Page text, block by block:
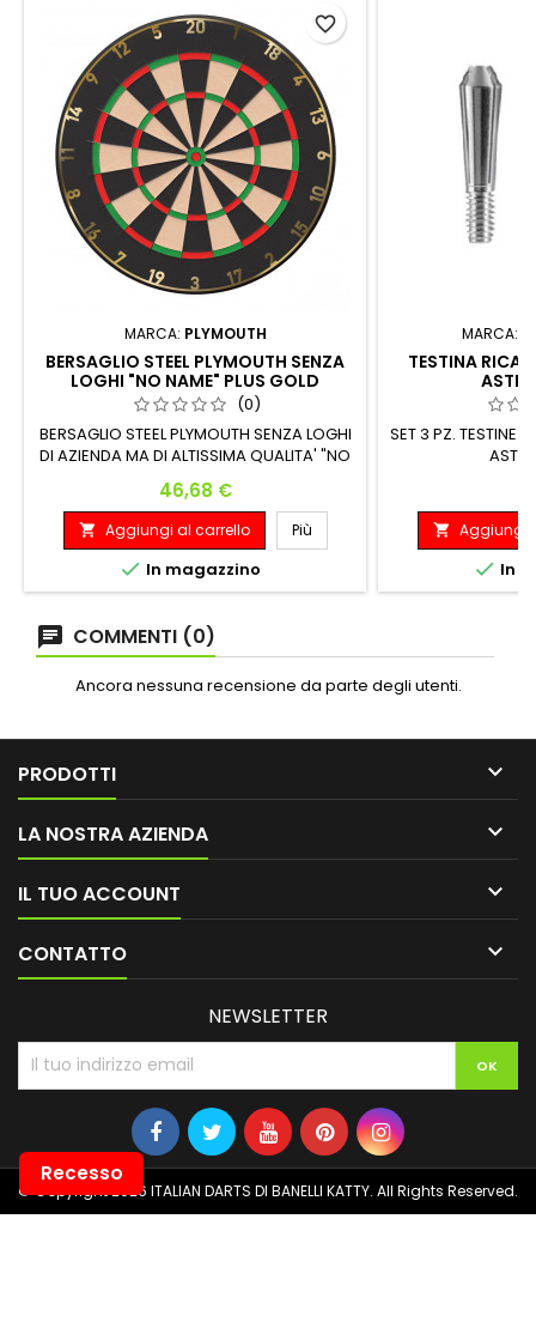
MARCA: PLYMOUTH
BERSAGLIO STEEL PLYMOUTH SENZA
LOGHI "NO NAME" PLUS GOLD
(0)
BERSAGLIO STEEL PLYMOUTH SENZA LOGHI
DI AZIENDA MA DI ALTISSIMA QUALITA' "NO
MATERIALE DI PRIMA SCELTA NELLA
PRODUZIONE DI BERSAGLI, LE LAME SONO
ULTRA SOTTILI E AFFINATE ULTERIORMENTE
PER EVITARE AL MINIMO I RIMBALZI.
BERSAGLIO PROFESSIONALE CON GRANDE
Prezzo
46,68 €
 Aggiungi al carrello Più
 In magazzino
favorite_border
MARCA:
TESTINA
SET 3 PZ. TESTINE
 Aggiungi
 In
COMMENTI (0)
Ancora nessuna recensione da parte degli utenti.
PRODOTTI 
LA NOSTRA AZIENDA 
IL TUO ACCOUNT 
CONTATTO 
NEWSLETTER
© Copyright 2026 ITALIAN DARTS DI BANELLI KATTY. All Rights Reserved.
Recesso